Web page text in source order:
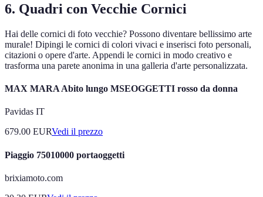
6. Quadri con Vecchie Cornici
Hai delle cornici di foto vecchie? Possono diventare bellissimo arte
murale! Dipingi le cornici di colori vivaci e inserisci foto personali,
citazioni o opere d'arte. Appendi le cornici in modo creativo e
trasforma una parete anonima in una galleria d'arte personalizzata.
MAX MARA Abito lungo MSEOGGETTI rosso da donna
Pavidas IT
679.00 EURVedi il prezzo
Piaggio 75010000 portaoggetti
brixiamoto.com